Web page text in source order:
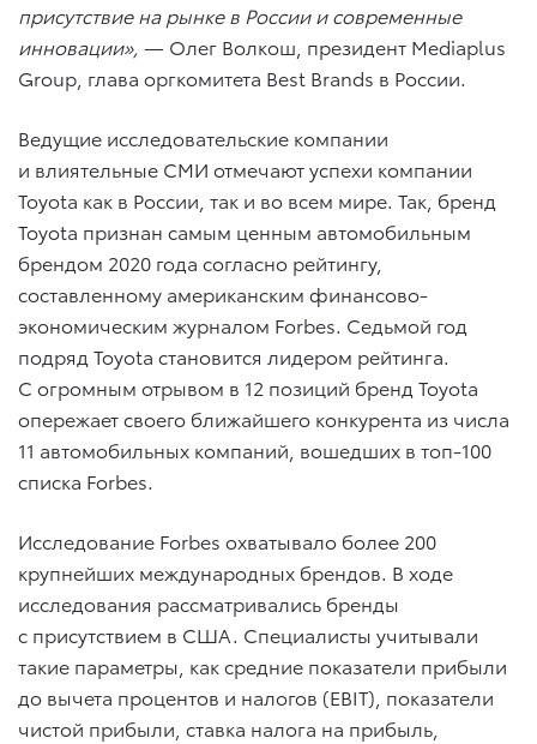
присутствие на рынке в России и современные
инновации», — Олег Волкош, президент Mediaplus
Group, глава оргкомитета Best Brands в России.
Ведущие исследовательские компании
и влиятельные СМИ отмечают успехи компании
Toyota как в России, так и во всем мире. Так, бренд
Toyota признан самым ценным автомобильным
брендом 2020 года согласно рейтингу,
составленному американским финансово-
экономическим журналом Forbes. Седьмой год
подряд Toyota становится лидером рейтинга.
С огромным отрывом в 12 позиций бренд Toyota
опережает своего ближайшего конкурента из числа
11 автомобильных компаний, вошедших в топ-100
списка Forbes.
Исследование Forbes охватывало более 200
крупнейших международных брендов. В ходе
исследования рассматривались бренды
с присутствием в США. Специалисты учитывали
такие параметры, как средние показатели прибыли
до вычета процентов и налогов (EBIT), показатели
чистой прибыли, ставка налога на прибыль,